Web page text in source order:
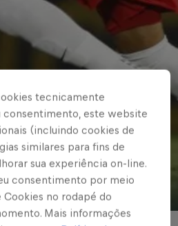
© Red Bull Bragantino
tecnicamente
consentimento, este website
(incluindo cookies de
similares para fins de
sua experiência on-line.
consentimento por meio
Cookies no rodapé do
Mais informações